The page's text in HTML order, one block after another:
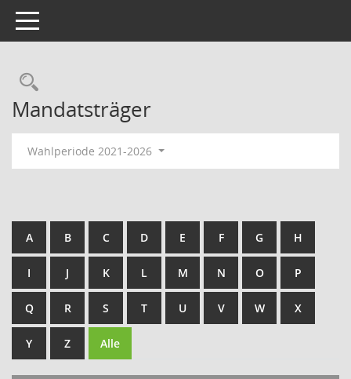
Toggle navigation
Rechercheauswahl
Mandatsträger
Wahlperiode 2021-2026
A B C D E F G H
I J K L M N O P
Q R S T U V W X
Y Z Alle